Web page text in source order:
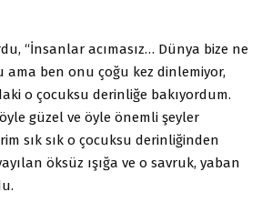
“İnsanlar acımasız… Dünya bize ne
ama ben onu çoğu kez dinlemiyor,
o çocuksu derinliğe bakıyordum.
güzel ve öyle önemli şeyler
sık sık o çocuksu derinliğinden
öksüz ışığa ve o savruk, yaban